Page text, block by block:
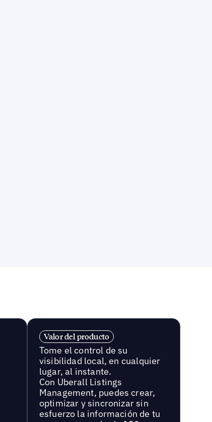
Valor del producto
Tome el control de su
visibilidad local, en cualquier
lugar, al instante.
Con Uberall Listings
Management, puedes crear,
optimizar y sincronizar sin
esfuerzo la información de tu